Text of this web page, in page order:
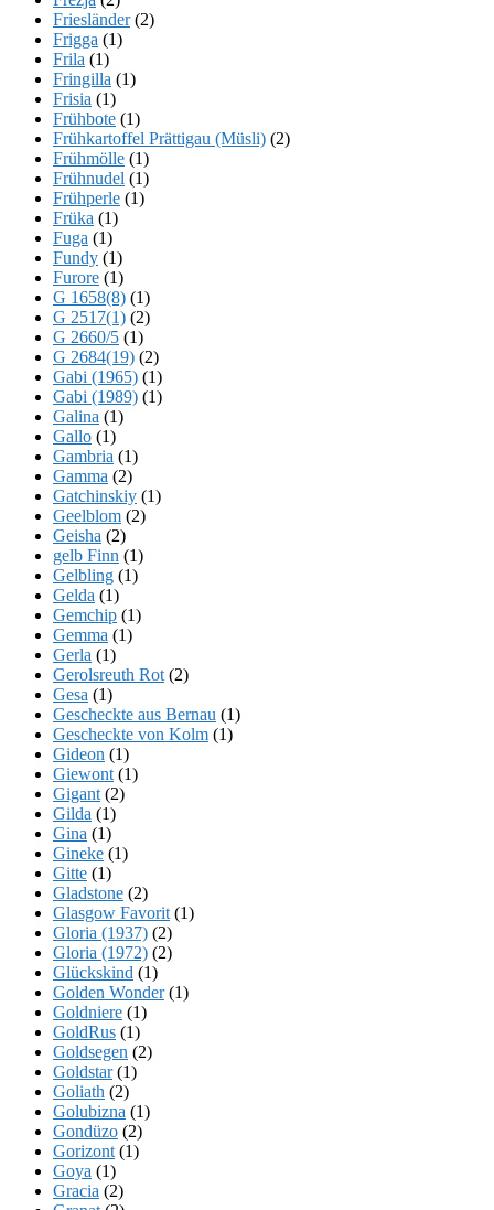
Friesländer(2)
Frigga (1)
Frila (1)
Fringilla (1)
Frisia (1)
Frühbote (1)
Frühkartoffel Prättigau (Müsli) (2)
Frühmölle (1)
Frühnudel (1)
Frühperle (1)
Früka (1)
Fuga (1)
Fundy (1)
Furore (1)
G 1658(8) (1)
G 2517(1) (2)
G 2660/5 (1)
G 2684(19) (2)
Gabi (1965) (1)
Gabi (1989) (1)
Galina (1)
Gallo (1)
Gambria (1)
Gamma (2)
Gatchinskiy (1)
Geelblom (2)
Geisha (2)
gelb Finn (1)
Gelbling (1)
Gelda (1)
Gemchip (1)
Gemma (1)
Gerla (1)
Gerolsreuth Rot (2)
Gesa (1)
Gescheckte aus Bernau (1)
Gescheckte von Kolm (1)
Gideon (1)
Giewont (1)
Gigant (2)
Gilda (1)
Gina (1)
Gineke (1)
Gitte (1)
Gladstone (2)
Glasgow Favorit (1)
Gloria (1937) (2)
Gloria (1972) (2)
Glückskind (1)
Golden Wonder(1)
Goldniere (1)
GoldRus (1)
Goldsegen (2)
Goldstar(1)
Goliath (2)
Golubizna (1)
Gondüzo (2)
Gorizont (1)
Goya (1)
Gracia (2)